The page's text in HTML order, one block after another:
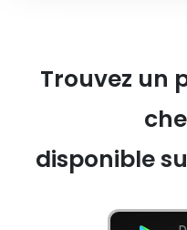
Trouvez un
disponible